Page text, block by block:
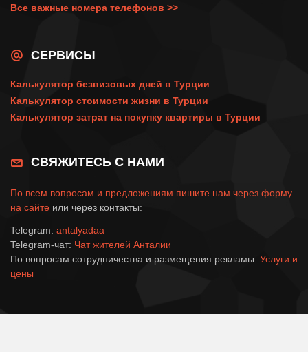
Все важные номера телефонов >>
СЕРВИСЫ
Калькулятор безвизовых дней в Турции
Калькулятор стоимости жизни в Турции
Калькулятор затрат на покупку квартиры в Турции
СВЯЖИТЕСЬ С НАМИ
По всем вопросам и предложениям пишите нам через форму
на сайте или через контакты:
Telegram: antalyadaa
Telegram-чат: Чат жителей Анталии
По вопросам сотрудничества и размещения рекламы: Услуги и
цены